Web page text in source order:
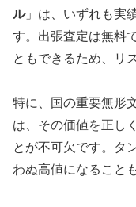
ル」は、いずれも実
す。出張査定は無料
ともできるため、リ
特に、国の重要無形
は、その価値を正し
とが不可欠です。タ
わぬ高値になること